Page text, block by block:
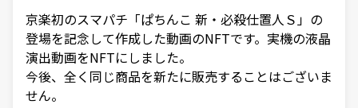
京楽初のスマパチ「ぱちんこ 新・必殺仕置人Ｓ」の
登場を記念して作成した動画のNFTです。実機の液晶
演出動画をNFTにしました。
今後、全く同じ商品を新たに販売することはございま
せん。